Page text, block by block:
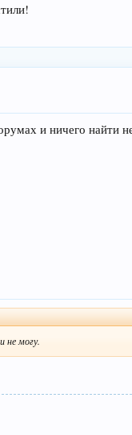
и ничего найти
не могу.